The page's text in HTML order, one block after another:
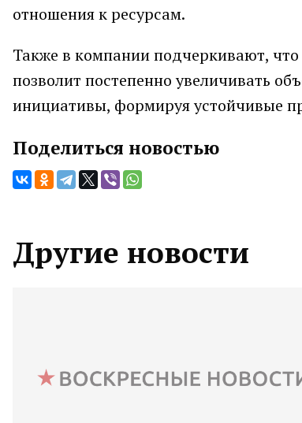
отношения к ресурсам.
Также в компании подчеркивают,
позволит постепенно увеличивать
инициативы, формируя устойчивые
Поделиться новостью
Другие новости